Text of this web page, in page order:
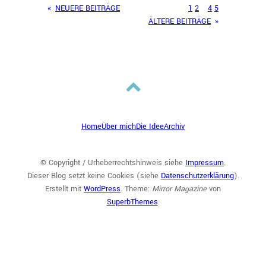
« NEUERE BEITRÄGE 1 2 4 5
ÄLTERE BEITRÄGE »
HomeÜber michDie IdeeArchiv
© Copyright / Urheberrechtshinweis siehe Impressum.
Dieser Blog setzt keine Cookies (siehe Datenschutzerklärung).
Erstellt mit WordPress. Theme: Mirror Magazinevon
SuperbThemes.